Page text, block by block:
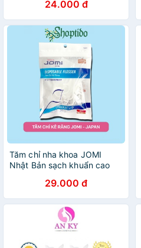
24.000 đ
Tăm chỉ nha khoa JOMI
Nhật Bản sạch khuẩn cao
29.000 đ